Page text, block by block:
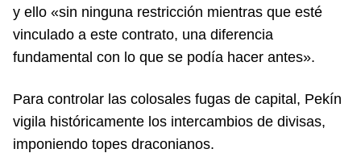
y ello «sin ninguna restricción mientras que esté
vinculado a este contrato, una diferencia
fundamental con lo que se podía hacer antes».
Para controlar las colosales fugas de capital, Pekín
vigila históricamente los intercambios de divisas,
imponiendo topes draconianos.